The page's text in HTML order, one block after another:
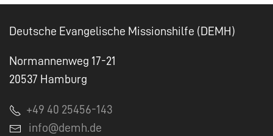
Deutsche Evangelische Missionshilfe (DEMH)
Normannenweg 17-21
20537 Hamburg
+49 40 25456-143
info@demh.de